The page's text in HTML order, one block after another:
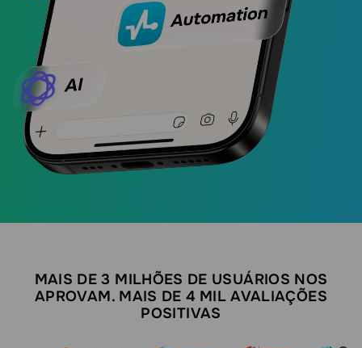
MAIS DE 3 MILHÕES DE USUÁRIOS NOS
APROVAM. MAIS DE 4 MIL AVALIAÇÕES
POSITIVAS